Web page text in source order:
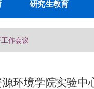
研究生教育
作会议
源环境学院实验中